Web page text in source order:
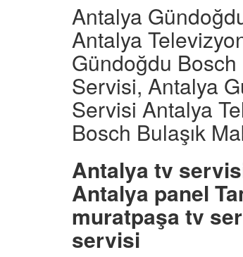
Antalya
Antalya
Gündoğdu
Servisi, Antalya
Servisi Antalya
Bosch Bulaşık
Antalya tv
Antalya panel
muratpaşa tv
servisi